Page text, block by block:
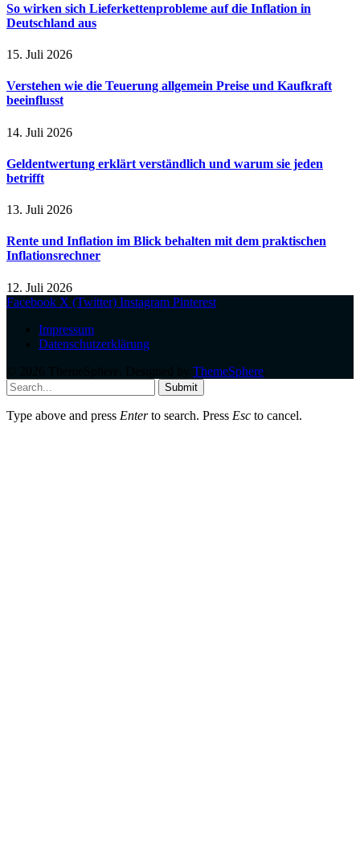
So wirken sich Lieferkettenprobleme auf die Inflation in
Deutschland aus
15. Juli 2026
Verstehen wie die Teuerung allgemein Preise und Kaufkraft
beeinflusst
14. Juli 2026
Geldentwertung erklärt verständlich und warum sie jeden
betrifft
13. Juli 2026
Rente und Inflation im Blick behalten mit dem praktischen
Inflationsrechner
12. Juli 2026
Facebook X (Twitter) Instagram Pinterest
Impressum
Datenschutzerklärung
ThemeSphere
Submit
Type above and press Enterto search. Press Esc to cancel.